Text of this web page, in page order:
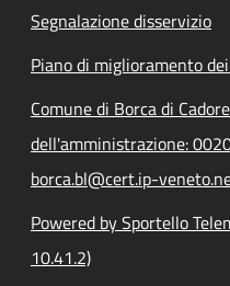
Segnalazione disservizio
Piano di miglioramento
Comune di Borca di
dell'amministrazione:
borca.bl@cert.ip-
Powered by Sportello
10.41.2)